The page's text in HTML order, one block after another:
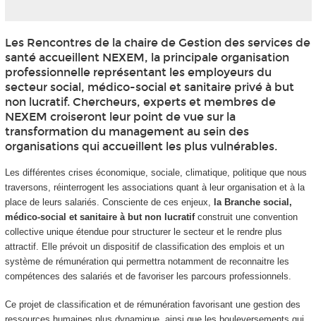
Les Rencontres de la chaire de Gestion des services de
santé accueillent NEXEM, la principale organisation
professionnelle représentant les employeurs du
secteur social, médico-social et sanitaire privé à but
non lucratif. Chercheurs, experts et membres de
NEXEM croiseront leur point de vue sur la
transformation du management au sein des
organisations qui accueillent les plus vulnérables.
Les différentes crises économique, sociale, climatique, politique que nous
traversons, réinterrogent les associations quant à leur organisation et à la
place de leurs salariés. Consciente de ces enjeux,
la Branche social,
médico-social et sanitaire à but non lucratifconstruit une convention
collective unique étendue pour structurer le secteur et le rendre plus
attractif. Elle prévoit un dispositif de classification des emplois et un
système de rémunération qui permettra notamment de reconnaitre les
compétences des salariés et de favoriser les parcours professionnels.
Ce projet de classification et de rémunération favorisant une gestion des